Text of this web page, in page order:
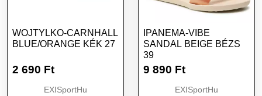
WOJTYLKO-CARNHALL
BLUE/ORANGE KÉK 27
2 690 Ft
EXISportHu
IPANEMA-VIBE
SANDAL BEIGE BÉZS
39
9 890 Ft
EXISportHu